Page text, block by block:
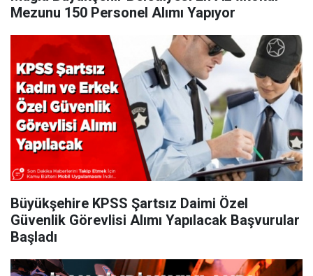
Mezunu 150 Personel Alımı Yapıyor
Büyükşehire KPSS Şartsız Daimi Özel
Güvenlik Görevlisi Alımı Yapılacak Başvurular
Başladı